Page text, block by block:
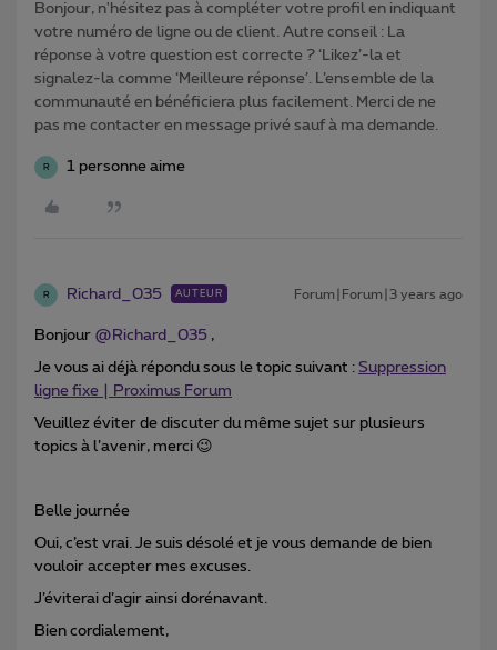
Bonjour, n'hésitez pas à compléter votre profil en indiquant
votre numéro de ligne ou de client. Autre conseil : La
réponse à votre question est correcte ? ‘Likez’-la et
signalez-la comme ‘Meilleure réponse’. L’ensemble de la
communauté en bénéficiera plus facilement. Merci de ne
pas me contacter en message privé sauf à ma demande.
R 1 personne aime
R Richard_035 AUTEUR Forum|Forum|3 years ago
Bonjour @Richard_035 ,
Je vous ai déjà répondu sous le topic suivant : Suppression
ligne fixe | Proximus Forum
Veuillez éviter de discuter du même sujet sur plusieurs
topics à l’avenir, merci 😉
Belle journée
Oui, c’est vrai. Je suis désolé et je vous demande de bien
vouloir accepter mes excuses.
J’éviterai d’agir ainsi dorénavant.
Bien cordialement,